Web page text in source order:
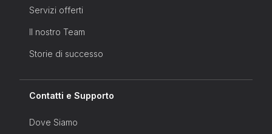
Servizi offerti
Il nostro Team
Storie di successo
Contatti e Supporto
Dove Siamo